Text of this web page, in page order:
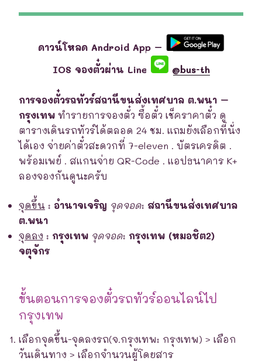
ดาวน์โหลด Android App –
IOS จองตั๋วผ่าน Line
@bus-th
การจองตั๋วรถทัวร์สถานีขนส่งเทศบาล ต.พนา –
กรุงเทพ ทำรายการจองตั๋ว ซื้อตั๋ว เช็คราคาตั๋ว ดู
ตารางเดินรถทัวร์ได้ตลอด 24 ชม. แถมยังเลือกที่นั่ง
ได้เอง จ่ายค่าตั๋วสะดวกที่ 7-eleven . บัตรเครดิต .
พร้อมเพย์ . สแกนจ่าย QR-Code . แอปธนาคาร K+
ลองจองกันดูนะครับ
จุดขึ้น : อำนาจเจริญ จุดจอด: สถานีขนส่งเทศบาล
ต.พนา
จุดลง : กรุงเทพ จุดจอด: กรุงเทพ (หมอชิต2)
จตุจักร
ขั้นตอนการจองตั๋วรถทัวร์ออนไลน์ไป
กรุงเทพ
เลือกจุดขึ้น-จุดลงรถ(จ.กรุงเทพ: กรุงเทพ) > เลือก
วันเดินทาง > เลือกจำนวนผู้โดยสาร